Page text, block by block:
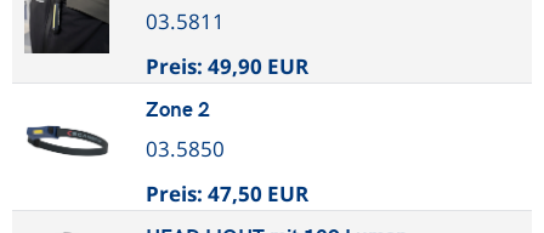
03.5811
Preis: 49,90 EUR
Zone 2
03.5850
Preis: 47,50 EUR